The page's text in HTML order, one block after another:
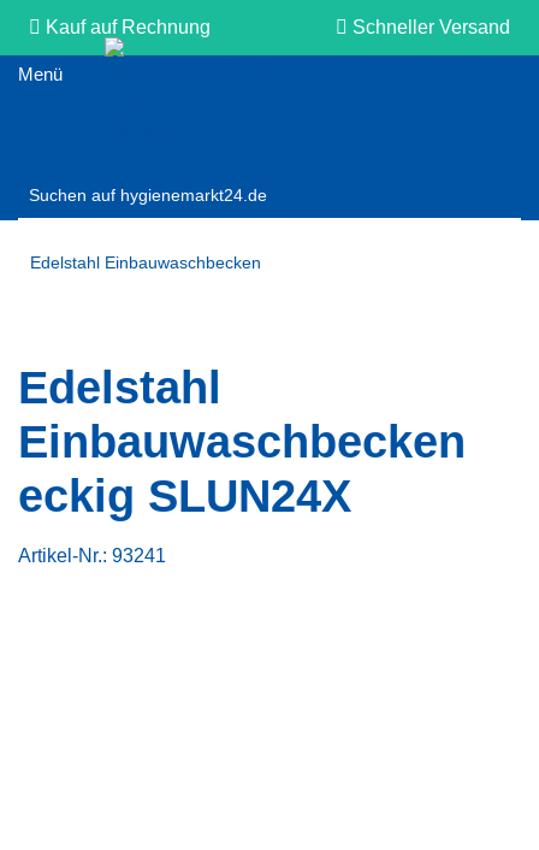
Kauf auf Rechnung Schneller Versand
Edelstahl Einbauwaschbecken
Edelstahl
Einbauwaschbecken
eckig SLUN24X
Artikel-Nr.: 93241